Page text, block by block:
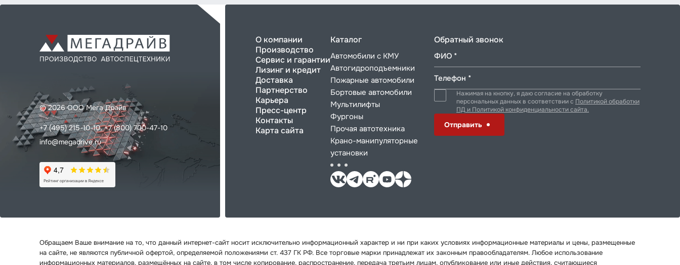
© 2026 ООО Мега Драйв
+7 (495) 215-10-10, +7 (800) 700-47-10
info@megadrive.ru
О компании
Производство
Сервис и гарантии
Лизинг и кредит
Доставка
Партнерство
Карьера
Пресс-центр
Контакты
Карта сайта
Каталог
Автомобили с КМУ
Автогидроподъемники
Пожарные автомобили
Бортовые автомобили
Мультилифты
Фургоны
Прочая автотехника
Крано-манипуляторные
установки
Обратный звонок
ФИО *
Телефон *
Нажимая на кнопку, я даю согласие на обработку
персональных данных в соответствии с Политикой обработки
ПД и Политикой конфиденциальности сайта.
Отправить
Обращаем Ваше внимание на то, что данный интернет-сайт носит исключительно информационный характер и ни при каких условиях информационные материалы и цены, размещенные
на сайте, не являются публичной офертой, определяемой положениями ст. 437 ГК РФ. Все торговые марки принадлежат их законным правообладателям. Любое использование
информационных материалов, размещённых на сайте, в том числе копирование, распространение, передача третьим лицам, опубликование или иные действия, считающиеся